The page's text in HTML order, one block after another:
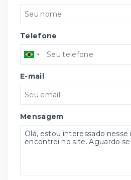
Telefone
E-mail
Mensagem